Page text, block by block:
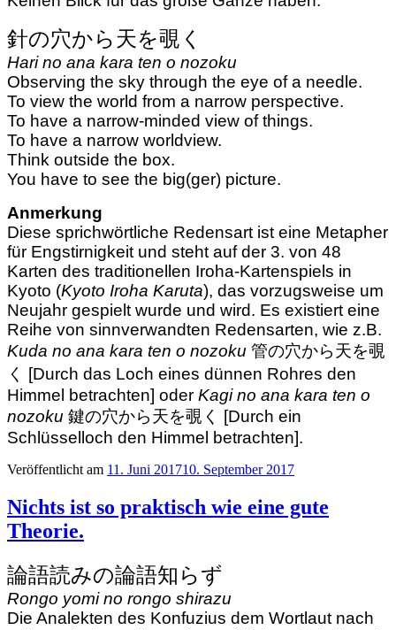
針の穴から天を覗く
Hari no ana kara ten o nozoku
Observing the sky through the eye of a needle.
To view the world from a narrow perspective.
To have a narrow-minded view of things.
To have a narrow worldview.
Think outside the box.
You have to see the big(ger) picture.
Anmerkung
Diese sprichwörtliche Redensart ist eine Metapher
für Engstirnigkeit und steht auf der 3. von 48
Karten des traditionellen Iroha-Kartenspiels in
Kyoto (Kyoto Iroha Karuta), das vorzugsweise um
Neujahr gespielt wurde und wird. Es existiert eine
Reihe von sinnverwandten Redensarten, wie z.B.
Kuda no ana kara ten o nozoku 管の穴から天を覗
く [Durch das Loch eines dünnen Rohres den
Himmel betrachten] oder Kagi no ana kara ten o
nozoku 鍵の穴から天を覗く [Durch ein
Schlüsselloch den Himmel betrachten].
Veröffentlicht am 11. Juni 201710. September 2017
Nichts ist so praktisch wie eine gute
Theorie.
論語読みの論語知らず
Rongo yomi no rongo shirazu
Die Analekten des Konfuzius dem Wortlaut nach